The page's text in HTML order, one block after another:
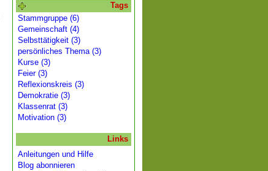
Tags
Stammgruppe (6)
Gemeinschaft (4)
Selbsttätigkeit (3)
persönliches Thema (3)
Kurse (3)
Feier (3)
Reflexionskreis (3)
Demokratie (3)
Klassenrat (3)
Motivation (3)
Links
Anleitungen und Hilfe
Blog abonnieren